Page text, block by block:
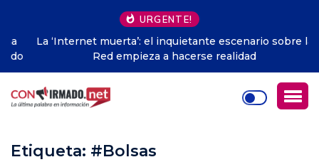
URGENTE!
La ‘Internet muerta’: el inquietante escenario sobre la
Red empieza a hacerse realidad
Etiqueta: #Bolsas